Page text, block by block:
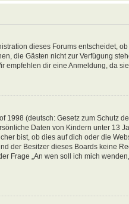
dieses Forums entscheidet,
die Gästen nicht zur Verfügung
empfehlen dir eine Anmeldung, da
1998 (deutsch: Gesetz zum Schutz
Daten von Kindern unter 13
bist, ob dies auf dich oder die
der Besitzer dieses Boards keine
Frage „An wen soll ich mich